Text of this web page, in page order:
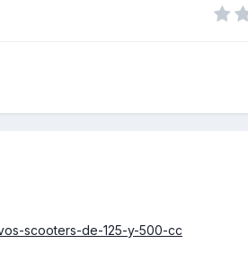
scooters-de-125-y-500-cc